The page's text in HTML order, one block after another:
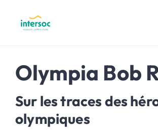
Olympia Bob
Sur les traces des
olympiques